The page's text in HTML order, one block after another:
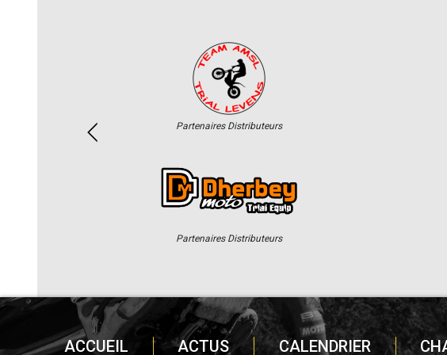
Partenaires Distributeurs
Partenaires Distributeurs
ACCUEIL ACTUS CALENDRIER